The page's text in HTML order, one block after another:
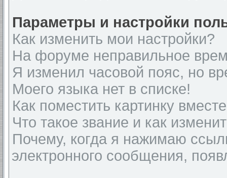
Параметры и настройки
Как изменить мои настройки?
На форуме неправильное
Я изменил часовой пояс, но
Моего языка нет в списке!
Как поместить картинку
Что такое звание и как
Почему, когда я нажимаю
электронного сообщения,